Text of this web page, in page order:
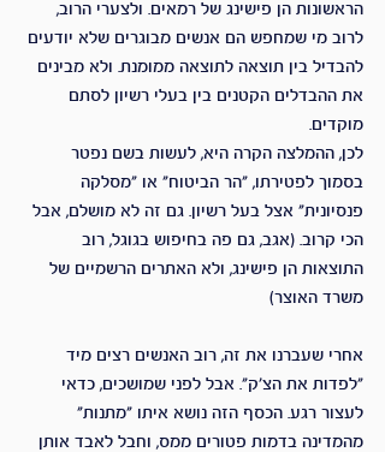
הראשונות הן פישינג של רמאים. ולצערי הרוב,
לרוב מי שמחפש הם אנשים מבוגרים שלא יודעים
להבדיל בין תוצאה לתוצאה ממומנת. ולא מבינים
את ההבדלים הקטנים בין בעלי רשיון לסתם
מוקדים.
לכן, ההמלצה הקרה היא, לעשות בשם נפטר
בסמוך לפטירתו, "הר הביטוח" או "מסלקה
פנסיונית" אצל בעל רשיון. גם זה לא מושלם, אבל
הכי קרוב. (אגב, גם פה בחיפוש בגוגל, רוב
התוצאות הן פישינג, ולא האתרים הרשמיים של
משרד האוצר)
אחרי שעברנו את זה, רוב האנשים רצים מיד
"לפדות את הצ'ק". אבל לפני שמושכים, כדאי
לעצור רגע. הכסף הזה נושא איתו "מתנות"
מהמדינה בדמות פטורים ממס, וחבל לאבד אותן